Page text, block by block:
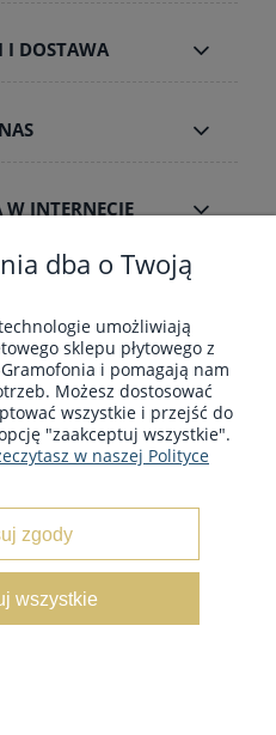
I DOSTAWA
INTERNECIE
- Sklep płytowy
GRAMOFONIA
wersję strony
Shoper.pl
dba o Twoją
umożliwiają
sklepu płytowego z
i pomagają nam
Możesz dostosować
wszystkie i przejść do
"zaakceptuj wszystkie".
w naszej Polityce
zgody
wszystkie